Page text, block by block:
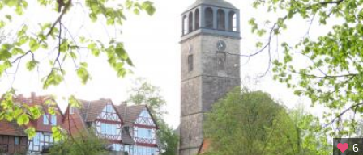
ィ
ン
ゲ
ン
ゲ
ル
リ
ッ
6